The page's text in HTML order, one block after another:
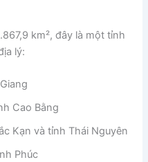
km², đây là một tỉnh
lý:
Cao Bằng
Kạn và tỉnh Thái Nguyên
Phúc